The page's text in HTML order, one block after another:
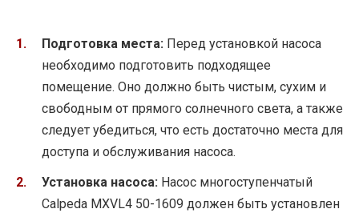
Подготовка места: Перед установкой насоса
необходимо подготовить подходящее
помещение. Оно должно быть чистым, сухим и
свободным от прямого солнечного света, а также
следует убедиться, что есть достаточно места для
доступа и обслуживания насоса.
Установка насоса: Насос многоступенчатый
Calpeda MXVL4 50-1609 должен быть установлен